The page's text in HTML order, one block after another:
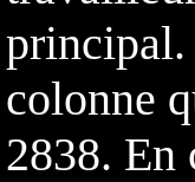
principal.
colonne
2838. En